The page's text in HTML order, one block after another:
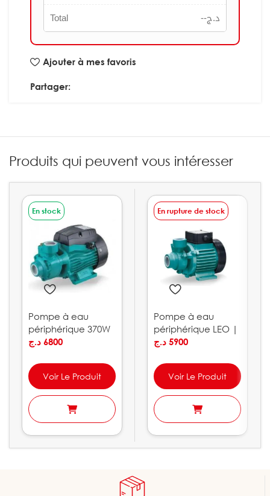
Total
--د.ج
Ajouter à mes favoris
Partager:
Produits qui peuvent vous intéresser
En stock
Pompe à eau
périphérique 370W
0.5HP LEO | APm37
6800 د.ج
Voir Le Produit
En rupture de stock
Pompe à eau
périphérique LEO |
XKm5900 د.ج
Voir Le Produit